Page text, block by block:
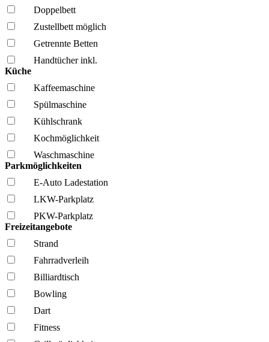
Doppelbett
Zustellbett möglich
Getrennte Betten
Handtücher inkl.
Küche
Kaffee­maschine
Spül­maschine
Kühl­schrank
Kochmöglich­keit
Wasch­maschine
Parkmöglichkeiten
E-Auto Ladestation
LKW-Parkplatz
PKW-Parkplatz
Freizeitangebote
Strand
Fahrrad­verleih
Billiardtisch
Bowling
Dart
Fitness